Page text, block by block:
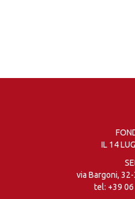
IL 14
via Bargoni,
tel: +39